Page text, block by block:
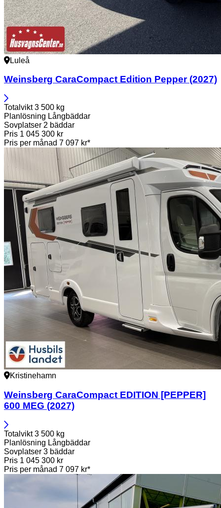
Luleå
Weinsberg CaraCompact Edition Pepper (2027)
Totalvikt 3 500 kg
Planlösning Långbäddar
Sovplatser 2 bäddar
Pris 1 045 300 kr
Pris per månad 7 097 kr*
Kristinehamn
Weinsberg CaraCompact EDITION [PEPPER]
600 MEG (2027)
Totalvikt 3 500 kg
Planlösning Långbäddar
Sovplatser 3 bäddar
Pris 1 045 300 kr
Pris per månad 7 097 kr*